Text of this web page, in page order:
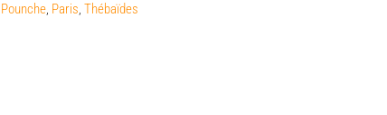
Pounche, Paris, Thébaïdes